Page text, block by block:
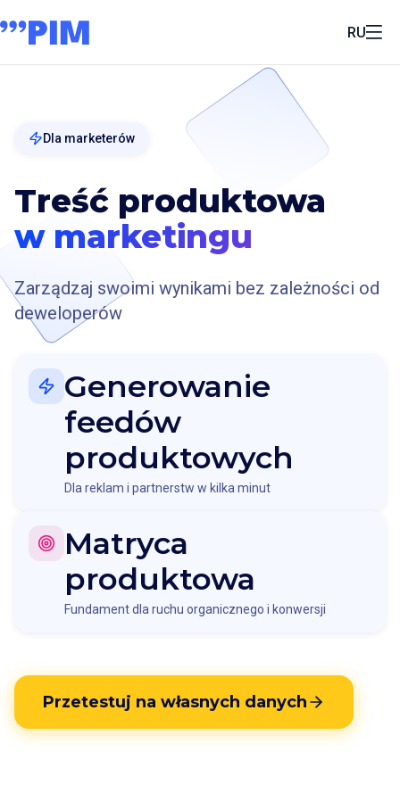
RU
Dla marketerów
Treść produktowa
w marketingu
Zarządzaj swoimi wynikami bez zależności od
deweloperów
Generowanie
feedów
produktowych
Dla reklam i partnerstw w kilka minut
Matryca
produktowa
Fundament dla ruchu organicznego i konwersji
Przetestuj na własnych danych